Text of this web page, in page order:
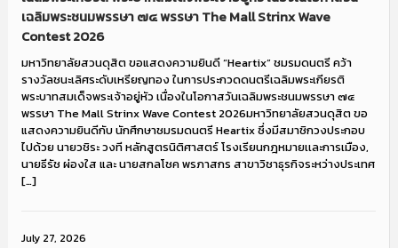
เฉลิมพระชนมพรรษา ๗๔ พรรษา The Mall Strinx Wave
Contest 2026
มหาวิทยาลัยสวนดุสิต ขอแสดงความยินดี “Heartix” ชมรมดนตรี คว้า
รางวัลชนะเลิศระดับเหรียญทอง ในการประกวดดนตรีเฉลิมพระเกียรติ
พระบาทสมเด็จพระเจ้าอยู่หัว เนื่องในโอกาสวันเฉลิมพระชนมพรรษา ๗๔
พรรษา The Mall Strinx Wave Contest 2026มหาวิทยาลัยสวนดุสิต ขอ
แสดงความยินดีกับ นักศึกษาชมรมดนตรี Heartix ซึ่งมีสมาชิกวงประกอบ
ไปด้วย นายวชิระ วงที หลักสูตรนิติศาสตร์ โรงเรียนกฎหมายเเละการเมือง,
นายธีรัช ผ่องใส และ นายสกลโชค พรภาสกร สาขาวิชาธุรกิจระหว่างประเทศ
[…]
July 27, 2026